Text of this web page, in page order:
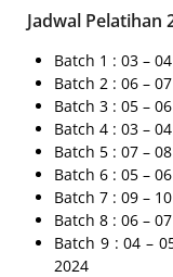
Jadwal Pelatihan
Batch 1 : 03 –
Batch 2 : 06 –
Batch 3 : 05 –
Batch 4 : 03 –
Batch 5 : 07 –
Batch 6 : 05 –
Batch 7 : 09 –
Batch 8 : 06 –
Batch 9 : 04 –
2024